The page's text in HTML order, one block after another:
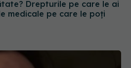
Drepturile pe care le ai
medicale pe care le poți